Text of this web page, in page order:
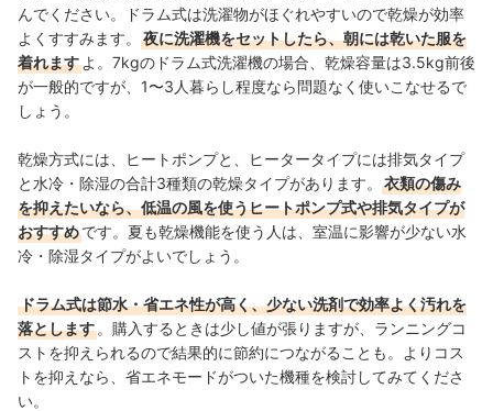
んでください。ドラム式は洗濯物がほぐれやすいので乾燥が効率
よくすすみます。
夜に洗濯機をセットしたら、朝には乾いた服を
着れます よ。 7kgのドラム式洗濯機の場合、乾燥容量は3.5kg前後
が一般的ですが、1〜3人暮らし程度なら問題なく使いこなせるで
しょう。
乾燥方式には、ヒートポンプと、ヒータータイプには排気タイプ
と水冷・除湿の合計3種類の乾燥タイプがあります。
衣類の傷み
を抑えたいなら、低温の風を使うヒートポンプ式や排気タイプが
おすすめです。夏も乾燥機能を使う人は、室温に影響が少ない水
冷・除湿タイプがよいでしょう。
ドラム式は節水・省エネ性が高く、少ない洗剤で効率よく汚れを
落とします 。購入するときは少し値が張りますが、ランニングコ
ストを抑えられるので結果的に節約につながることも。よりコス
トを抑えなら、省エネモードがついた機種を検討してみてくださ
い。